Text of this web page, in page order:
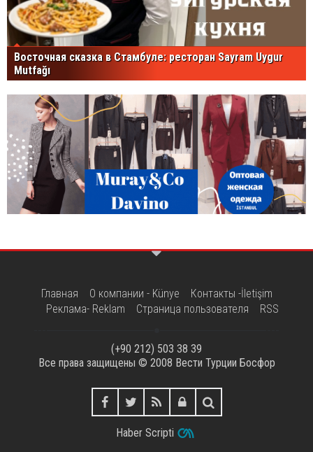
Восточная сказка в Стамбуле: ресторан Sayram Uygur
Mutfağı
Главная О компании - Künye
Контакты -İletişim
Реклама- Reklam
Страница пользователя RSS
(+90 212) 503 38 39
Все права защищены © 2008 Вести Турции Босфор
Haber Scripti